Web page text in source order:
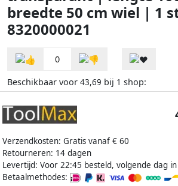
breedte 50 cm wiel | 1
8320000021
0
Beschikbaar voor 43,69 bij 1 shop:
Verzendkosten: Gratis vanaf € 60
Retourneren: 14 dagen
Levertijd: Voor 22:45 besteld, volgende dag
Betaalmethodes: